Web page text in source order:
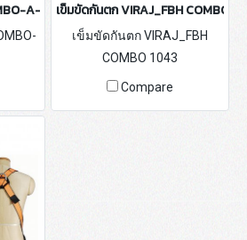
A-1057เข็มขัดกันตก VIRAJ_FBH COMBO
เข็มขัดกันตก VIRAJ_FBH
COMBO 1043
Compare